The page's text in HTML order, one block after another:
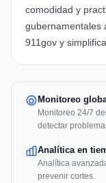
comodidad y
gubernamentales
911gov y
Monitoreo
Monitoreo 24/7
detectar
Analítica en
Analítica
prevenir cortes.